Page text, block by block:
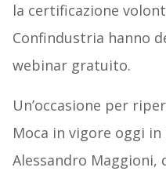
la certificazione
Confindustria hanno
webinar gratuito.
Un’occasione per
Moca in vigore oggi
Alessandro Maggioni,